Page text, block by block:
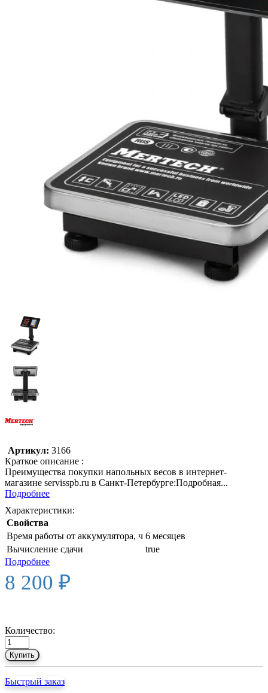
Артикул: 3166
Краткое описание :
Преимущества покупки напольных весов в интернет-
магазине servisspb.ru в Санкт-Петербурге:Подробная...
Подробнее
Характеристики:
Свойства
Время работы от аккумулятора, ч 6 месяцев
Вычисление сдачи
true
Подробнее
8 200 ₽
Количество:
Купить
Быстрый заказ